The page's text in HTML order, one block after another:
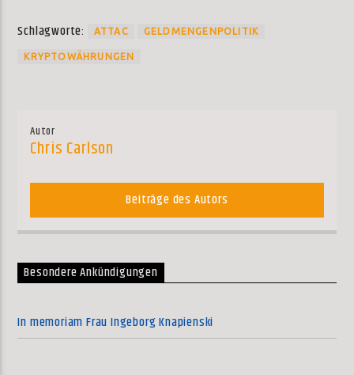
Schlagworte: ATTAC GELDMENGENPOLITIK
KRYPTOWÄHRUNGEN
Autor
Chris Carlson
Beiträge des Autors
Besondere Ankündigungen
In memoriam Frau Ingeborg Knapienski